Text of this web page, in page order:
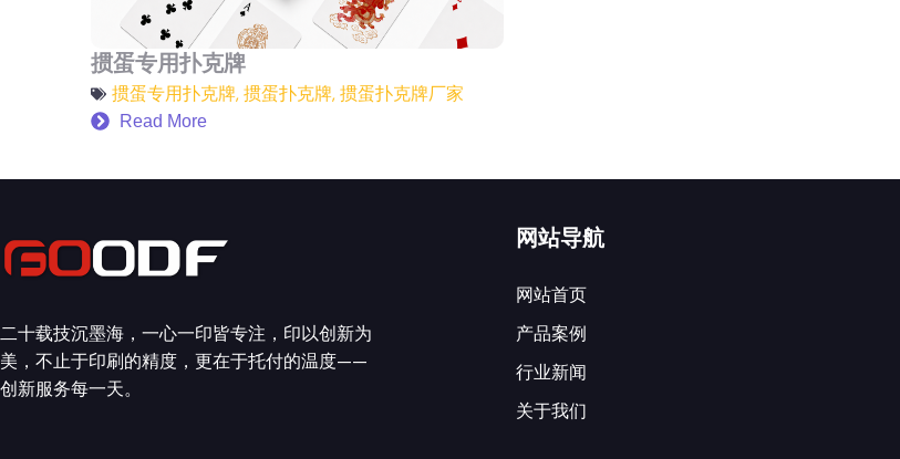
掼蛋专用扑克牌
掼蛋专用扑克牌,掼蛋扑克牌,掼蛋扑克牌厂家
Read More
二十载技沉墨海，一心一印皆专注，印以创新为
美，不止于印刷的精度，更在于托付的温度——
创新服务每一天。
网站导航
网站首页
产品案例
行业新闻
关于我们